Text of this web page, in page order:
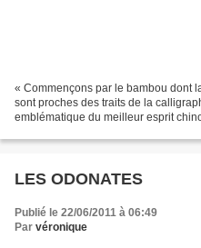
« Commençons par le bambou dont
sont proches des traits de la
emblématique du meilleur esprit
LES ODONATES
Publié le 22/06/2011 à 06:49
Par véronique